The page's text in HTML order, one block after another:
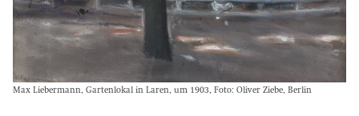
Max Liebermann, Gartenlokal in Laren, um 1903, Foto: Oliver Ziebe, Berlin